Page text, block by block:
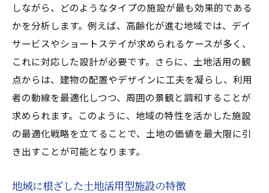
しながら、どのようなタイプの施設が最も効果的である
かを分析します。例えば、高齢化が進む地域では、デイ
サービスやショートステイが求められるケースが多く、
これに対応した設計が必要です。さらに、土地活用の観
点からは、建物の配置やデザインに工夫を凝らし、利用
者の動線を最適化しつつ、周囲の景観と調和することが
求められます。このように、地域の特性を活かした施設
の最適化戦略を立てることで、土地の価値を最大限に引
き出すことが可能となります。
地域に根ざした土地活用型施設の特徴